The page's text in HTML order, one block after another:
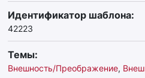
Идентификатор шаблона:
42223
Темы:
Внешность/Преображение,